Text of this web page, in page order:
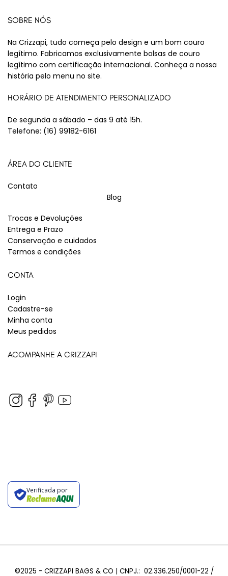
SOBRE NÓS
Na Crizzapi, tudo começa pelo design e um bom couro
legítimo. Fabricamos exclusivamente bolsas de couro
legítimo com certificação internacional. Conheça a nossa
história pelo menu no site.
HORÁRIO DE ATENDIMENTO PERSONALIZADO
De segunda a sábado – das 9 até 15h.
Telefone: (16) 99182-6161
ÁREA DO CLIENTE
Contato
Blog
Trocas e Devoluções
Entrega e Prazo
Conservação e cuidados
Termos e condições
CONTA
Login
Cadastre-se
Minha conta
Meus pedidos
ACOMPANHE A CRIZZAPI
Verificada por
©2025 - CRIZZAPI BAGS & CO | CNPJ.: 02.336.250/0001-22 /